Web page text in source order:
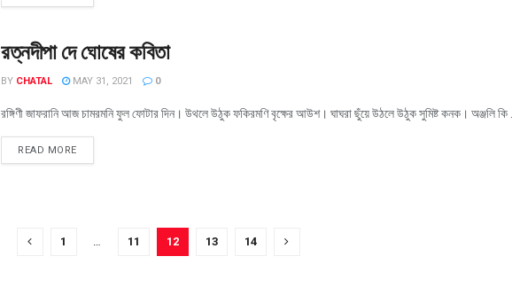
রত্নদীপা দে ঘোষের কবিতা
BY CHATAL MAY 31, 2021 0
রঙ্গিণী জাফরানি আজ চামরমনি ফুল ফোটার দিন। উথলে উঠুক ফকিরমণি বৃক্ষের আউশ। ঘাঘরা ছুঁয়ে উঠলে উঠুক সুমিষ্ট কনক। অঞ্জলি কি ...
READ MORE
1 … 11 12 13 14